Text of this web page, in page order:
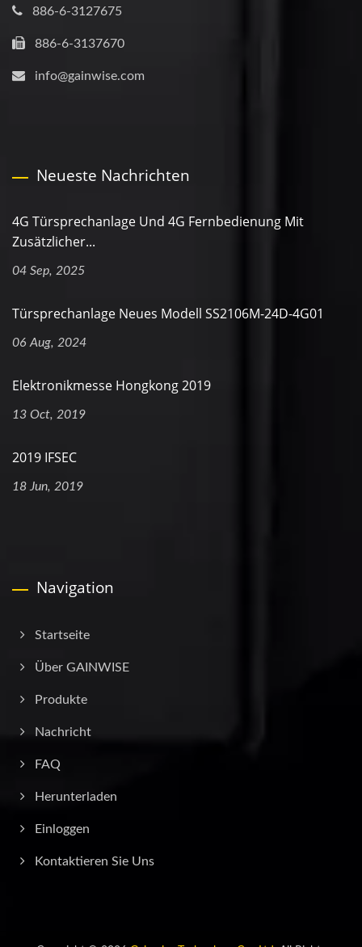
886-6-3127675
886-6-3137670
info@gainwise.com
Neueste Nachrichten
4G Türsprechanlage Und 4G Fernbedienung Mit
Zusätzlicher...
04 Sep, 2025
Türsprechanlage Neues Modell SS2106M-24D-4G01
06 Aug, 2024
Elektronikmesse Hongkong 2019
13 Oct, 2019
2019 IFSEC
18 Jun, 2019
Navigation
Startseite
Über GAINWISE
Produkte
Nachricht
FAQ
Herunterladen
Einloggen
Kontaktieren Sie Uns